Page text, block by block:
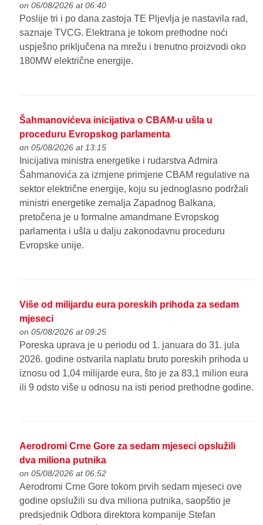
on 06/08/2026 at 06:40
Poslije tri i po dana zastoja TE Pljevlja je nastavila rad,
saznaje TVCG. Elektrana je tokom prethodne noći
uspješno priključena na mrežu i trenutno proizvodi oko
180MW električne energije.
Šahmanovićeva inicijativa o CBAM-u ušla u
proceduru Evropskog parlamenta
on 05/08/2026 at 13:15
Inicijativa ministra energetike i rudarstva Admira
Šahmanovića za izmjene primjene CBAM regulative na
sektor električne energije, koju su jednoglasno podržali
ministri energetike zemalja Zapadnog Balkana,
pretočena je u formalne amandmane Evropskog
parlamenta i ušla u dalju zakonodavnu proceduru
Evropske unije.
Više od milijardu eura poreskih prihoda za sedam
mjeseci
on 05/08/2026 at 09:25
Poreska uprava je u periodu od 1. januara do 31. jula
2026. godine ostvarila naplatu bruto poreskih prihoda u
iznosu od 1,04 milijarde eura, što je za 83,1 milion eura
ili 9 odsto više u odnosu na isti period prethodne godine.
Aerodromi Crne Gore za sedam mjeseci opslužili
dva miliona putnika
on 05/08/2026 at 06:52
Aerodromi Crne Gore tokom prvih sedam mjeseci ove
godine opslužili su dva miliona putnika, saopštio je
predsjednik Odbora direktora kompanije Stefan